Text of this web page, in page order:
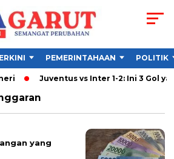
PEMERINTAHAAN POLITIK
Juventus vs Inter 1-2: Ini 3 Gol
yang